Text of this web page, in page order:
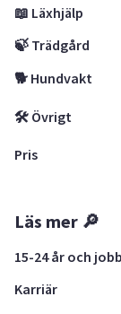
📖 Läxhjälp
🍃 Trädgård
🐕 Hundvakt
🛠 Övrigt
Pris
Läs mer 🔎
15-24 år och
Karriär